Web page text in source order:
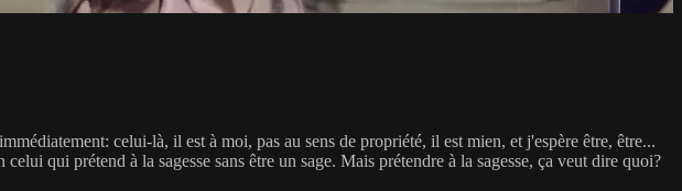
celui-là, il est à moi, pas au sens de propriété, il est mien, et j'espère être, être...
qui prétend à la sagesse sans être un sage. Mais prétendre à la sagesse, ça veut dire quoi?